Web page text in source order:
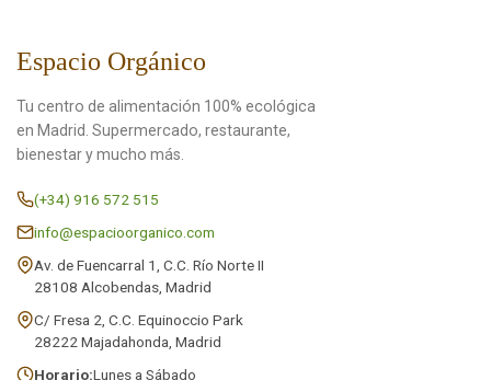
Espacio Orgánico
Tu centro de alimentación 100% ecológica
en Madrid. Supermercado, restaurante,
bienestar y mucho más.
(+34) 916 572 515
info@espacioorganico.com
Av. de Fuencarral 1, C.C. Río Norte II
28108 Alcobendas, Madrid
C/ Fresa 2, C.C. Equinoccio Park
28222 Majadahonda, Madrid
Horario:Lunes a Sábado